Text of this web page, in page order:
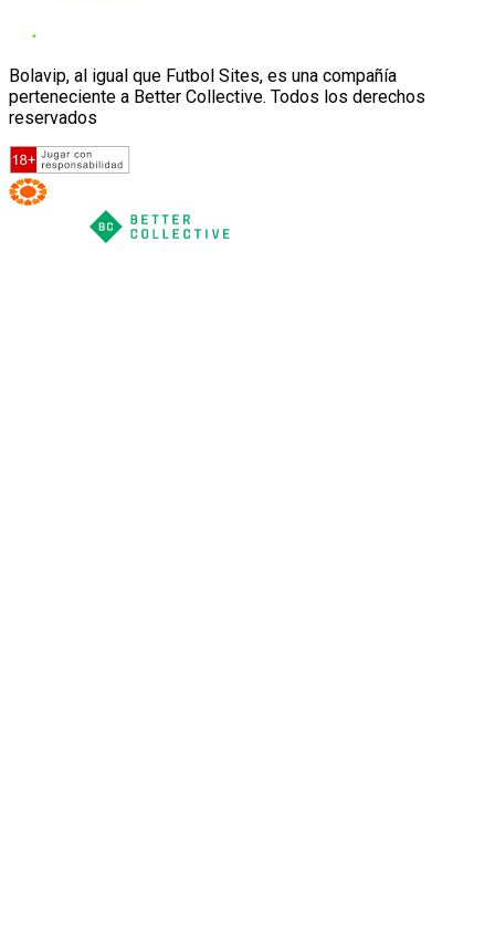
Bolavip, al igual que Futbol Sites, es una compañía
perteneciente a Better Collective. Todos los derechos
reservados